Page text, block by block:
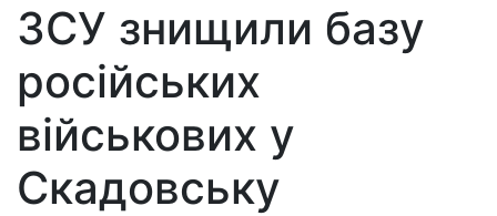
ЗСУ знищили базу
російських
військових у
Скадовську